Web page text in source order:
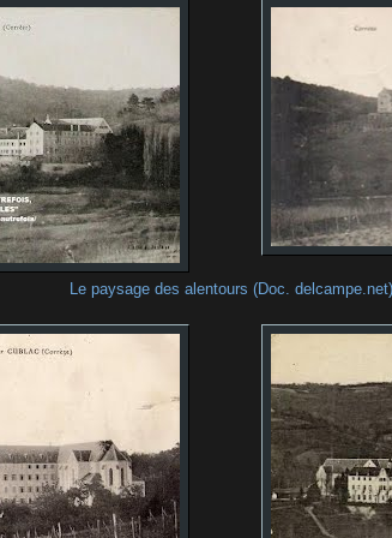
Le paysage des alentours (Doc. delcampe.net)